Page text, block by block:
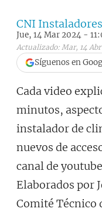
CNI Instaladores
Jue, 14 Mar 2024 -
Actualizado: Mar, 14
Síguenos en
Cada video
minutos,
instalador de
nuevos de
canal de
Elaborados por
Comité Técnico